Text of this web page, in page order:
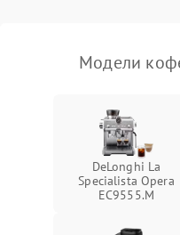
Модели
DeLonghi La
Specialista Opera
EC9555.M